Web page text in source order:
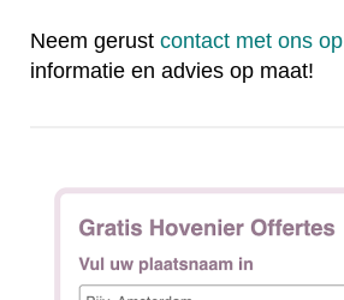
Neem gerust contact met ons op
informatie en advies op maat!